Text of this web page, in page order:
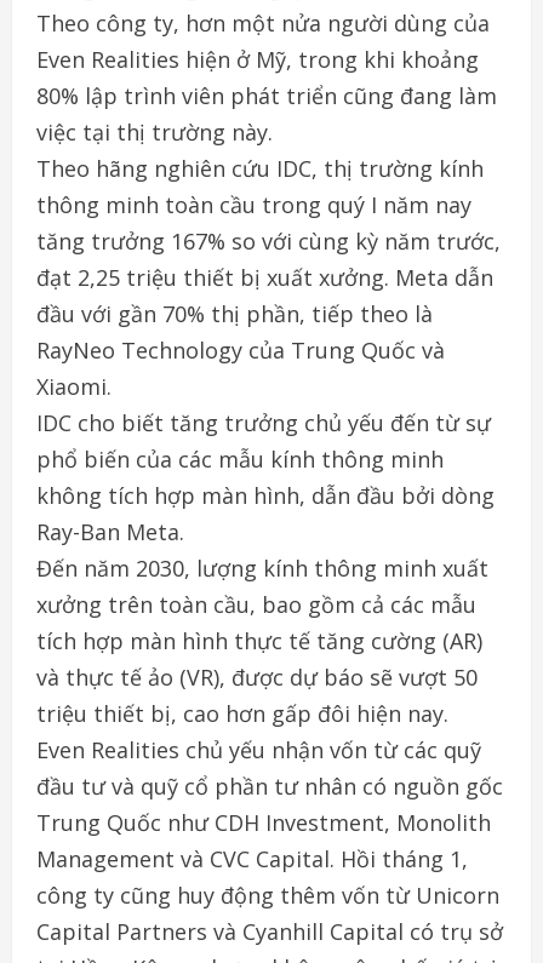
Theo công ty, hơn một nửa người dùng của
Even Realities hiện ở Mỹ, trong khi khoảng
80% lập trình viên phát triển cũng đang làm
việc tại thị trường này.
Theo hãng nghiên cứu IDC, thị trường kính
thông minh toàn cầu trong quý I năm nay
tăng trưởng 167% so với cùng kỳ năm trước,
đạt 2,25 triệu thiết bị xuất xưởng. Meta dẫn
đầu với gần 70% thị phần, tiếp theo là
RayNeo Technology của Trung Quốc và
Xiaomi.
IDC cho biết tăng trưởng chủ yếu đến từ sự
phổ biến của các mẫu kính thông minh
không tích hợp màn hình, dẫn đầu bởi dòng
Ray-Ban Meta.
Đến năm 2030, lượng kính thông minh xuất
xưởng trên toàn cầu, bao gồm cả các mẫu
tích hợp màn hình thực tế tăng cường (AR)
và thực tế ảo (VR), được dự báo sẽ vượt 50
triệu thiết bị, cao hơn gấp đôi hiện nay.
Even Realities chủ yếu nhận vốn từ các quỹ
đầu tư và quỹ cổ phần tư nhân có nguồn gốc
Trung Quốc như CDH Investment, Monolith
Management và CVC Capital. Hồi tháng 1,
công ty cũng huy động thêm vốn từ Unicorn
Capital Partners và Cyanhill Capital có trụ sở